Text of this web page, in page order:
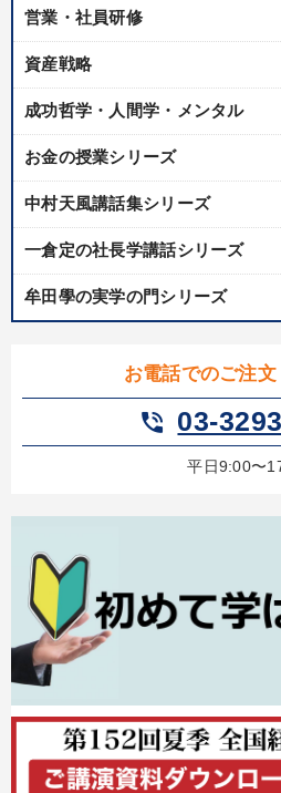
目的別
販売力を強化したい 社長の姿勢
業績を伸ばしたい
キーワード
ベンチャー
local_offer タグから探す
すべての音声・動画（全2077タイトル
タグ・キーワード
感動講話
ドラッカー モチベーション
ビジネスモデル 広報・PR
営業・社員研修
資産戦略
成功哲学・人間学・メンタル
お金の授業シリーズ
中村天風講話集シリーズ
一倉定の社長学講話シリーズ
牟田學の実学の門シリーズ
お電話でのご注
phone_in_talk 03-
平日9:00〜